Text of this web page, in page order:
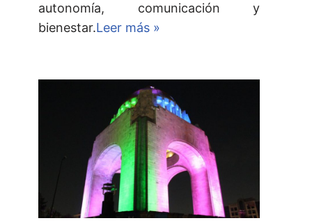
autonomía, comunicación y
bienestar.Leer más »